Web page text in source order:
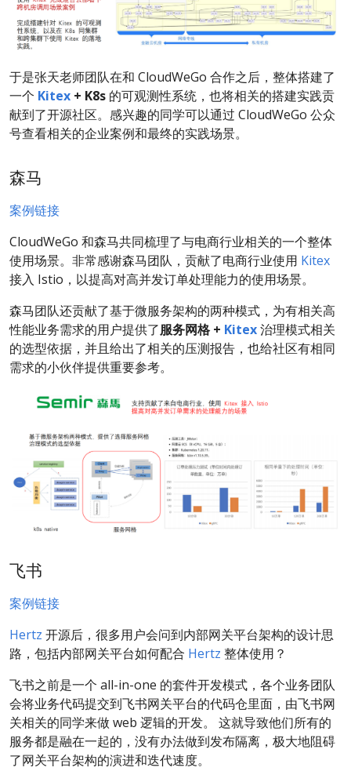
于是张天老师团队在和 CloudWeGo 合作之后，整体搭建了
一个 Kitex + K8s 的可观测性系统，也将相关的搭建实践贡
献到了开源社区。感兴趣的同学可以通过 CloudWeGo 公众
号查看相关的企业案例和最终的实践场景。
森马
案例链接
CloudWeGo 和森马共同梳理了与电商行业相关的一个整体
使用场景。非常感谢森马团队，贡献了电商行业使用 Kitex
接入 Istio，以提高对高并发订单处理能力的使用场景。
森马团队还贡献了基于微服务架构的两种模式，为有相关高
性能业务需求的用户提供了服务网格 + Kitex治理模式相关
的选型依据，并且给出了相关的压测报告，也给社区有相同
需求的小伙伴提供重要参考。
飞书
案例链接
Hertz 开源后，很多用户会问到内部网关平台架构的设计思
路，包括内部网关平台如何配合 Hertz 整体使用？
飞书之前是一个 all-in-one 的套件开发模式，各个业务团队
会将业务代码提交到飞书网关平台的代码仓里面，由飞书网
关相关的同学来做 web 逻辑的开发。 这就导致他们所有的
服务都是融在一起的，没有办法做到发布隔离，极大地阻碍
了网关平台架构的演进和迭代速度。